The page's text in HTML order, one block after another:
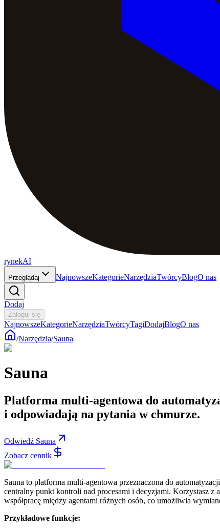
rynekAI
Przeglądaj NajnowszeKategorieNarzędziaTwórcyBlogO nas
Dodaj
Zaloguj się
NajnowszeKategorieNarzędziaTwórcyTagiDodajBlogO nas
/Narzędzia/Sauna
Sauna
Platforma multi-agentowa do
i odpowiadają na pytania w chmurze.
Odwiedź Sauna
Zobacz cennik
Sauna to platforma multi-agentowa przeznaczona do
centralny punkt kontroli nad procesami i decyzjami. Korzystasz z
współpracę między agentami różnych osób, co umożliwia
Przykładowe funkcje: